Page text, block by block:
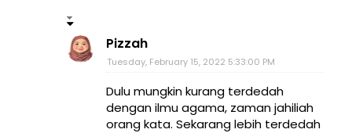
Pizzah
Tuesday, February 15, 2022 5:33:00 PM
Dulu mungkin kurang terdedah
dengan ilmu agama, zaman jahiliah
orang kata. Sekarang lebih terdedah